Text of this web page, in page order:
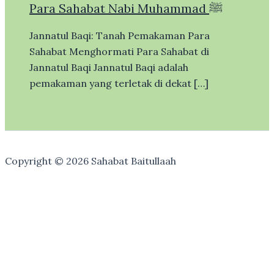
Para Sahabat Nabi Muhammad ﷺ
Jannatul Baqi: Tanah Pemakaman Para
Sahabat Menghormati Para Sahabat di
Jannatul Baqi Jannatul Baqi adalah
pemakaman yang terletak di dekat […]
Copyright © 2026 Sahabat Baitullaah